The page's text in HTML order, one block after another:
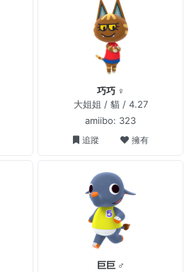
巧巧 ♀
大姐姐 / 貓 / 4.27
amiibo: 323
追蹤 擁有
巨巨 ♂